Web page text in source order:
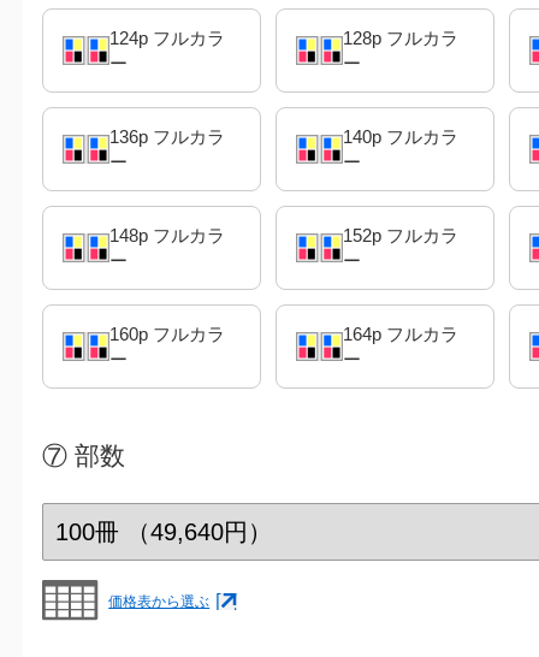
124p フルカラ
ー
128p フルカラ
ー
136p フルカラ
ー
140p フルカラ
ー
148p フルカラ
ー
152p フルカラ
ー
160p フルカラ
ー
164p フルカラ
ー
⑦ 部数
価格表から選ぶ